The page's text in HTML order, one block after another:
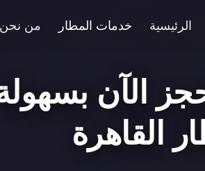
الرئيسية خدمات المطار من نحن
الآن
القاهرة